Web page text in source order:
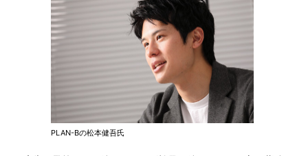
PLAN-Bの松本健吾氏